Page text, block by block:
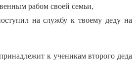
рабом своей семьи,
на службу к твоему деду на
к ученикам второго деда